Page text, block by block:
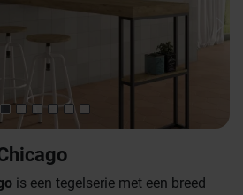
is een tegelserie met een breed